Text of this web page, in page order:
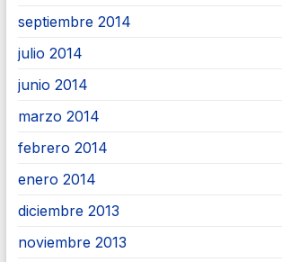
septiembre 2014
julio 2014
junio 2014
marzo 2014
febrero 2014
enero 2014
diciembre 2013
noviembre 2013